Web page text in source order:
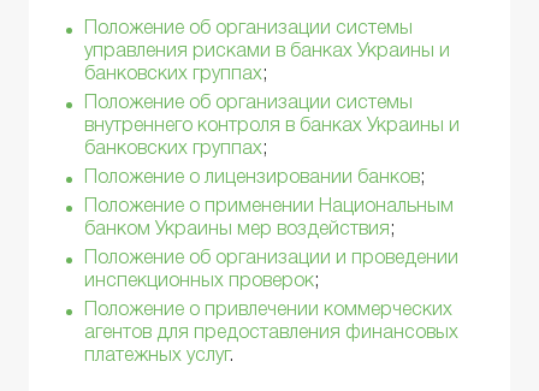
Положение об организации системы
управления рисками в банках Украины и
банковских группах ;
Положение об организации системы
внутреннего контроля в банках Украины и
банковских группах ;
Положение о лицензировании банков;
Положение о применении Национальным
банком Украины мер воздействия ;
Положение об организации и проведении
инспекционных проверок;
Положение о привлечении коммерческих
агентов для предоставления финансовых
платежных услуг.